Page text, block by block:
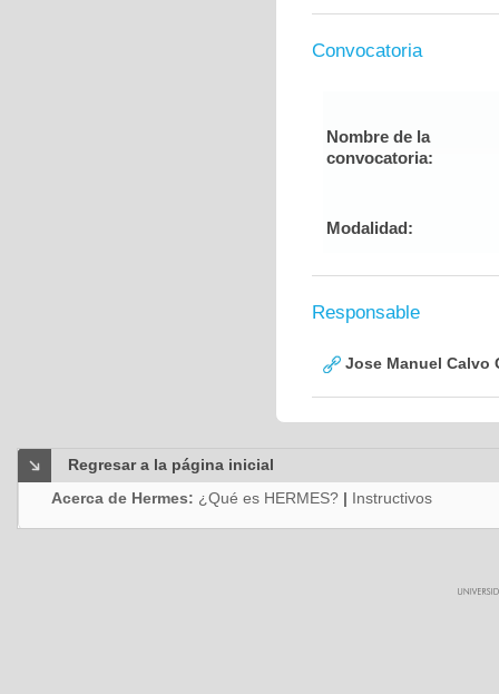
Convocatoria
Nombre de la
convocatoria:
Modalidad:
Responsable
Jose Manuel Calvo
Regresar a la página inicial
Acerca de Hermes: ¿Qué es HERMES? | Instructivos